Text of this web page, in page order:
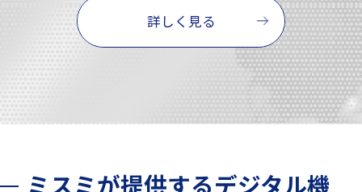
詳しく見る
ミスミが提供するデジタル機